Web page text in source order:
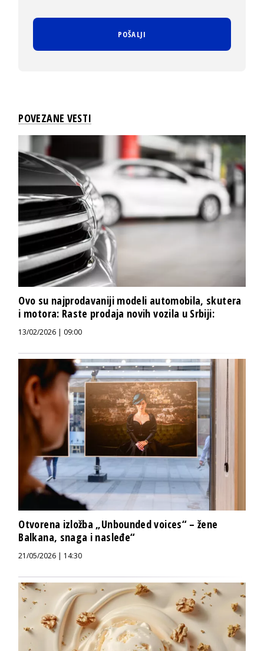
POVEZANE VESTI
Ovo su najprodavaniji modeli automobila, skutera
i motora: Raste prodaja novih vozila u Srbiji:
13/02/2026 | 09:00
Otvorena izložba „Unbounded voices“ – žene
Balkana, snaga i nasleđe“
21/05/2026 | 14:30